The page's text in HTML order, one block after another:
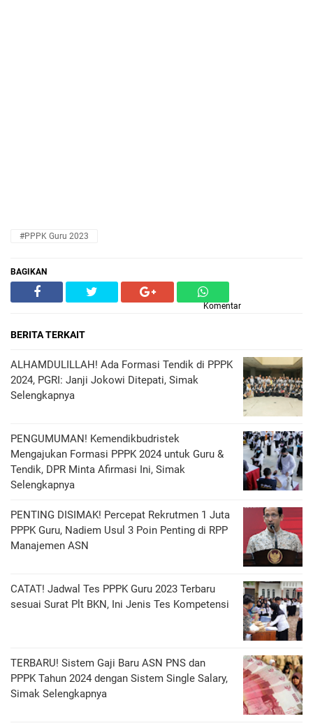
#PPPK Guru 2023
BAGIKAN
Komentar
BERITA TERKAIT
ALHAMDULILLAH! Ada Formasi Tendik di PPPK
2024, PGRI: Janji Jokowi Ditepati, Simak
Selengkapnya
PENGUMUMAN! Kemendikbudristek
Mengajukan Formasi PPPK 2024 untuk Guru &
Tendik, DPR Minta Afirmasi Ini, Simak
Selengkapnya
PENTING DISIMAK! Percepat Rekrutmen 1 Juta
PPPK Guru, Nadiem Usul 3 Poin Penting di RPP
Manajemen ASN
CATAT! Jadwal Tes PPPK Guru 2023 Terbaru
sesuai Surat Plt BKN, Ini Jenis Tes Kompetensi
TERBARU! Sistem Gaji Baru ASN PNS dan
PPPK Tahun 2024 dengan Sistem Single Salary,
Simak Selengkapnya